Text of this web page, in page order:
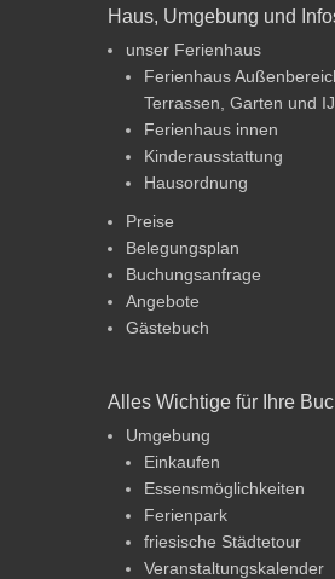
Haus, Umgebung und
unser Ferienhaus
Ferienhaus
Terrassen, Garten und
Ferienhaus innen
Kinderausstattung
Hausordnung
Preise
Belegungsplan
Buchungsanfrage
Angebote
Gästebuch
Alles Wichtige für Ihre
Umgebung
Einkaufen
Essensmöglichkeiten
Ferienpark
friesische Städtetour
Veranstaltungskalender